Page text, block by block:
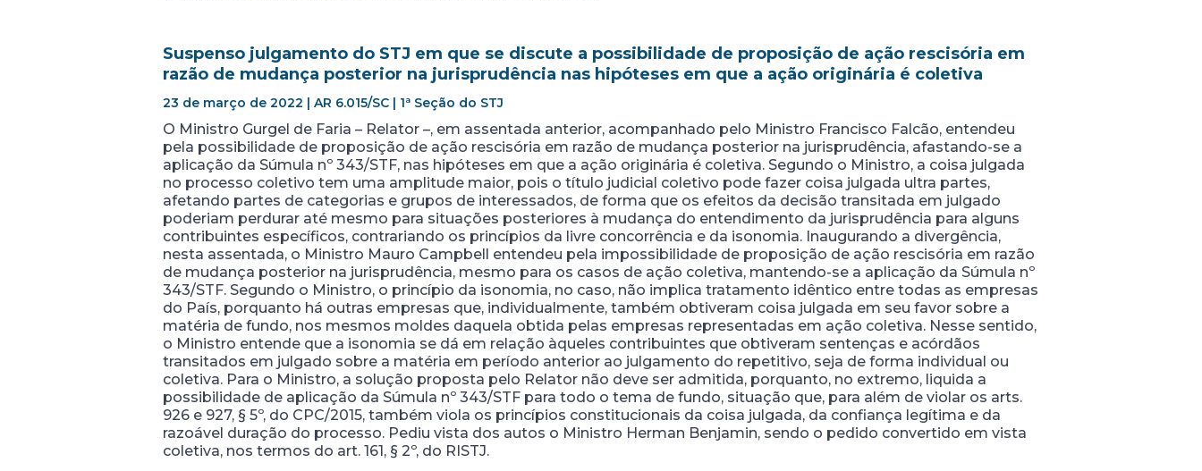
Suspenso julgamento do STJ em que se discute a possibilidade de proposição de ação rescisória em
razão de mudança posterior na jurisprudência nas hipóteses em que a ação originária é coletiva
23 de março de 2022 | AR 6.015/SC | 1ª Seção do STJ
O Ministro Gurgel de Faria – Relator –, em assentada anterior, acompanhado pelo Ministro Francisco Falcão, entendeu
pela possibilidade de proposição de ação rescisória em razão de mudança posterior na jurisprudência, afastando-se a
aplicação da Súmula nº 343/STF, nas hipóteses em que a ação originária é coletiva. Segundo o Ministro, a coisa julgada
no processo coletivo tem uma amplitude maior, pois o título judicial coletivo pode fazer coisa julgada ultra partes,
afetando partes de categorias e grupos de interessados, de forma que os efeitos da decisão transitada em julgado
poderiam perdurar até mesmo para situações posteriores à mudança do entendimento da jurisprudência para alguns
contribuintes específicos, contrariando os princípios da livre concorrência e da isonomia. Inaugurando a divergência,
nesta assentada, o Ministro Mauro Campbell entendeu pela impossibilidade de proposição de ação rescisória em razão
de mudança posterior na jurisprudência, mesmo para os casos de ação coletiva, mantendo-se a aplicação da Súmula nº
343/STF. Segundo o Ministro, o princípio da isonomia, no caso, não implica tratamento idêntico entre todas as empresas
do País, porquanto há outras empresas que, individualmente, também obtiveram coisa julgada em seu favor sobre a
matéria de fundo, nos mesmos moldes daquela obtida pelas empresas representadas em ação coletiva. Nesse sentido,
o Ministro entende que a isonomia se dá em relação àqueles contribuintes que obtiveram sentenças e acórdãos
transitados em julgado sobre a matéria em período anterior ao julgamento do repetitivo, seja de forma individual ou
coletiva. Para o Ministro, a solução proposta pelo Relator não deve ser admitida, porquanto, no extremo, liquida a
possibilidade de aplicação da Súmula nº 343/STF para todo o tema de fundo, situação que, para além de violar os arts.
926 e 927, § 5º, do CPC/2015, também viola os princípios constitucionais da coisa julgada, da confiança legítima e da
razoável duração do processo. Pediu vista dos autos o Ministro Herman Benjamin, sendo o pedido convertido em vista
coletiva, nos termos do art. 161, § 2º, do RISTJ.